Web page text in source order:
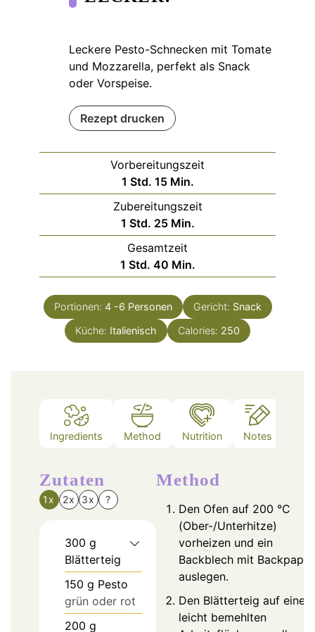
Leckere Pesto-Schnecken mit Tomate
und Mozzarella, perfekt als Snack
oder Vorspeise.
Rezept drucken
Vorbereitungszeit
1 Stunde
Std. 15Minuten
Min.
Zubereitungszeit
1 Stunde
Std. 25Minuten
Min.
Gesamtzeit
1 Stunde
Std. 40Minuten
Min.
Portionen: 4 -6 Personen Gericht: Snack
Küche: Italienisch Calories: 250
Ingredients Method Nutrition Notes
Zutaten
1x 2x 3x ?
300 g
Blätterteig
150 g Pesto
grün oder rot
200 g
Method
Den Ofen auf 200 °C
(Ober-/Unterhitze)
vorheizen und ein
Backblech mit
auslegen.
Den Blätterteig auf einer
leicht bemehlten